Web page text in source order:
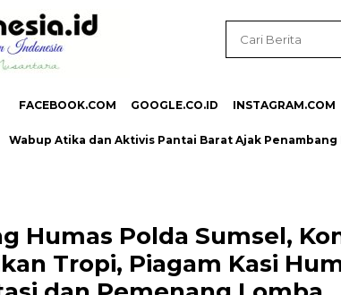
FACEBOOK.COM GOOGLE.CO.ID INSTAGRAM.COM
Atika dan Aktivis Pantai Barat Ajak Penambang
Humas Polda Sumsel,
Tropi, Piagam Kasi